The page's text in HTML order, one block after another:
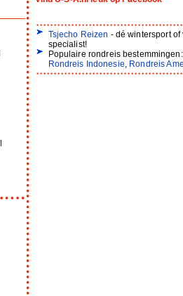
Tsjecho Reizen - dé wintersport
specialist!
Populaire rondreis
Rondreis Indonesie, Rondreis